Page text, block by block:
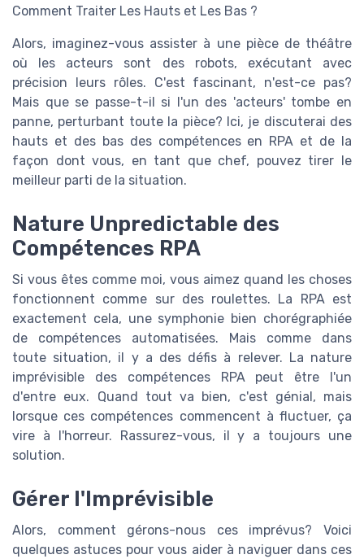
Comment Traiter Les Hauts et Les Bas ?
Alors, imaginez-vous assister à une pièce de théâtre
où les acteurs sont des robots, exécutant avec
précision leurs rôles. C'est fascinant, n'est-ce pas?
Mais que se passe-t-il si l'un des 'acteurs' tombe en
panne, perturbant toute la pièce? Ici, je discuterai des
hauts et des bas des compétences en RPA et de la
façon dont vous, en tant que chef, pouvez tirer le
meilleur parti de la situation.
Nature Unpredictable des
Compétences RPA
Si vous êtes comme moi, vous aimez quand les choses
fonctionnent comme sur des roulettes. La RPA est
exactement cela, une symphonie bien chorégraphiée
de compétences automatisées. Mais comme dans
toute situation, il y a des défis à relever. La nature
imprévisible des compétences RPA peut être l'un
d'entre eux. Quand tout va bien, c'est génial, mais
lorsque ces compétences commencent à fluctuer, ça
vire à l'horreur. Rassurez-vous, il y a toujours une
solution.
Gérer l'Imprévisible
Alors, comment gérons-nous ces imprévus? Voici
quelques astuces pour vous aider à naviguer dans ces